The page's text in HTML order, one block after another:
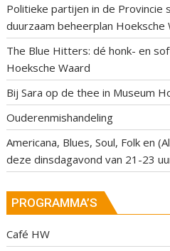
Politieke partijen in de Provincie
duurzaam beheerplan Hoeksche
The Blue Hitters: dé honk- en
Hoeksche Waard
Bij Sara op de thee in Museum
Ouderenmishandeling
Americana, Blues, Soul, Folk en
deze dinsdagavond van 21-23
PROGRAMMA’S
Café HW